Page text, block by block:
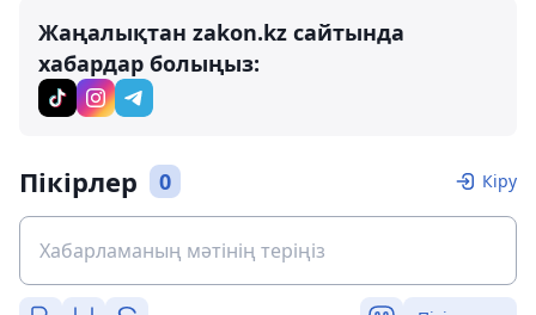
Жаңалықтан zakon.kz сайтында
хабардар болыңыз:
Пікірлер 0 Кіру